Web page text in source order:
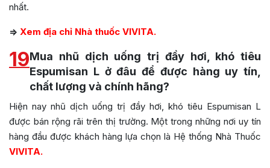
nhất.
=> Xem địa chỉ Nhà thuốc VIVITA.
19Mua nhũ dịch uống trị đầy hơi, khó tiêu
Espumisan L ở đâu để được hàng uy tín,
chất lượng và chính hãng?
Hiện nay nhũ dịch uống trị đầy hơi, khó tiêu Espumisan L
được bán rộng rãi trên thị trường. Một trong những nơi uy tín
hàng đầu được khách hàng lựa chọn là Hệ thống Nhà Thuốc
VIVITA.